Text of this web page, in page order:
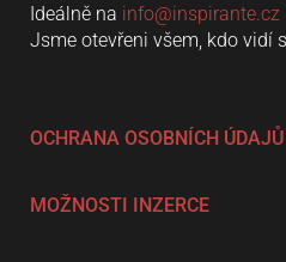
Ideálně na info@inspirante.cz
Jsme otevřeni všem, kdo vidí
OCHRANA OSOBNÍCH ÚDAJŮ
MOŽNOSTI INZERCE